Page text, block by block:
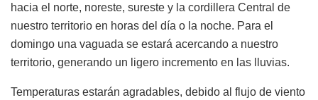
hacia el norte, noreste, sureste y la cordillera Central de
nuestro territorio en horas del día o la noche. Para el
domingo una vaguada se estará acercando a nuestro
territorio, generando un ligero incremento en las lluvias.
Temperaturas estarán agradables, debido al flujo de viento